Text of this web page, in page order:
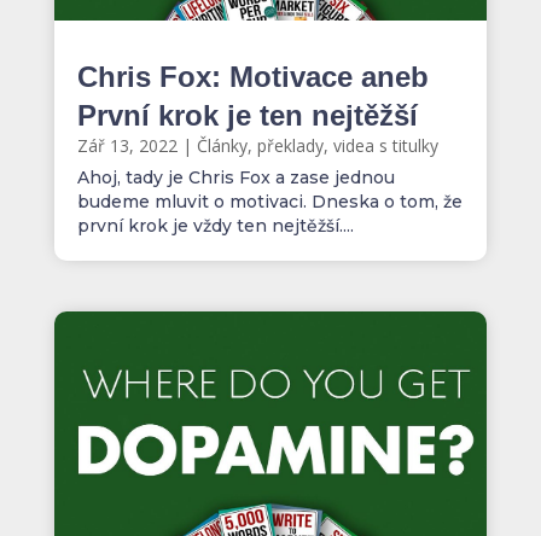
Chris Fox: Motivace aneb
První krok je ten nejtěžší
Zář 13, 2022| Články, překlady, videa s titulky
Ahoj, tady je Chris Fox a zase jednou
budeme mluvit o motivaci. Dneska o tom, že
první krok je vždy ten nejtěžší....